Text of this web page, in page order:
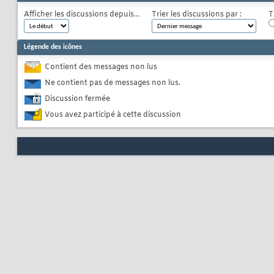
Afficher les discussions depuis... Trier les discussions par :
Légende des icônes
Contient des messages non lus
Ne contient pas de messages non lus.
Discussion fermée
Vous avez participé à cette discussion